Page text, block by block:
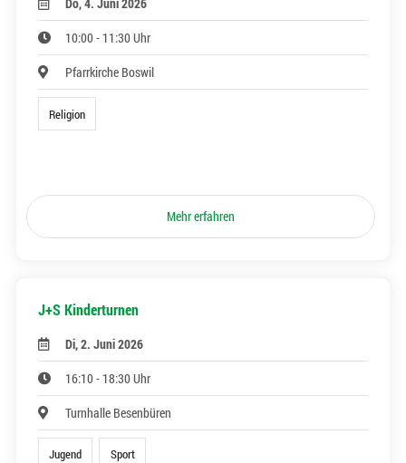
Do, 4. Juni 2026
10:00 - 11:30 Uhr
Pfarrkirche Boswil
Religion
Mehr erfahren
J+S Kinderturnen
Di, 2. Juni 2026
16:10 - 18:30 Uhr
Turnhalle Besenbüren
Jugend Sport